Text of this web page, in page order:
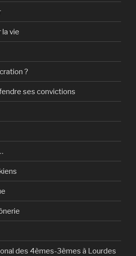
la vie
?
ses convictions
des 4èmes-3èmes à Lourdes